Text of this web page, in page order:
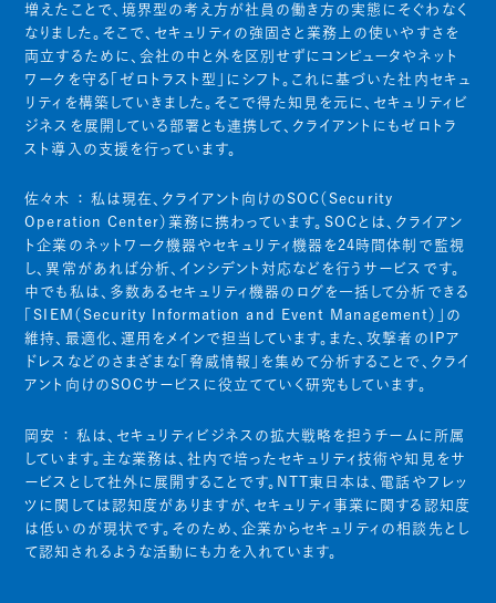
増えたことで、境界型の考え方が社員の働き方の実態にそぐわなく
なりました。そこで、セキュリティの強固さと業務上の使いやすさを
両立するために、会社の中と外を区別せずにコンピュータやネット
ワークを守る「ゼロトラスト型」にシフト。これに基づいた社内セキュ
リティを構築していきました。そこで得た知見を元に、セキュリティビ
ジネスを展開している部署とも連携して、クライアントにもゼロトラ
スト導入の支援を行っています。
佐々木 ： 私は現在、クライアント向けのSOC（Security
Operation Center）業務に携わっています。SOCとは、クライアン
ト企業のネットワーク機器やセキュリティ機器を24時間体制で監視
し、異常があれば分析、インシデント対応などを行うサービスです。
中でも私は、多数あるセキュリティ機器のログを一括して分析できる
「SIEM（Security Information and Event Management）」の
維持、最適化、運用をメインで担当しています。また、攻撃者のIPア
ドレスなどのさまざまな「脅威情報」を集めて分析することで、クライ
アント向けのSOCサービスに役立てていく研究もしています。
岡安 ： 私は、セキュリティビジネスの拡大戦略を担うチームに所属
しています。主な業務は、社内で培ったセキュリティ技術や知見をサ
ービスとして社外に展開することです。NTT東日本は、電話やフレッ
ツに関しては認知度がありますが、セキュリティ事業に関する認知度
は低いのが現状です。そのため、企業からセキュリティの相談先とし
て認知されるような活動にも力を入れています。